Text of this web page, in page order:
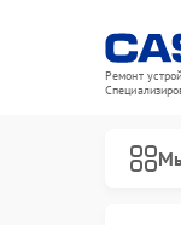
Ремонт